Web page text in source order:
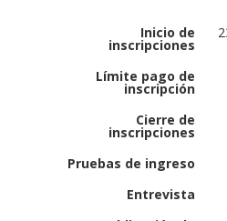
Inicio de
inscripciones
Límite pago de
inscripción
Cierre de
inscripciones
Pruebas de ingreso
Entrevista